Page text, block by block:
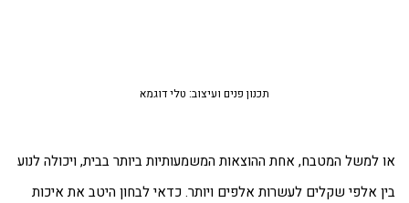
תכנון פנים ועיצוב: טלי דוגמא
למשל המטבח, אחת ההוצאות המשמעותיות ביותר בבית, ויכולה לנוע
אלפי שקלים לעשרות אלפים ויותר. כדאי לבחון היטב את איכות